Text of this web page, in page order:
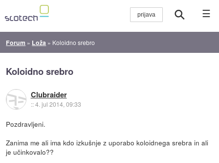
☰
Forum » Loža » Koloidno srebro
Koloidno srebro
Clubraider
::4. jul 2014, 09:33
Pozdravljeni.
Zanima me ali ima kdo izkušnje z uporabo koloidnega srebra in ali
je učinkovalo??